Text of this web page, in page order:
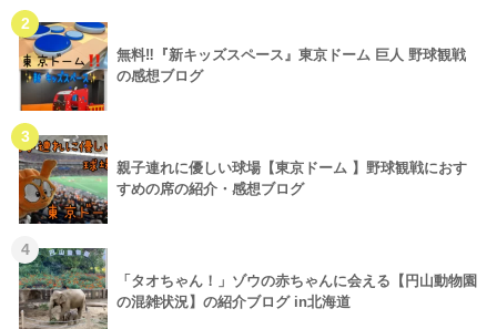
2
無料‼『新キッズスペース』東京ドーム 巨人 野球観戦
の感想ブログ
3
親子連れに優しい球場【東京ドーム 】野球観戦におす
すめの席の紹介・感想ブログ
4
「タオちゃん！」ゾウの赤ちゃんに会える【円山動物園
の混雑状況】の紹介ブログ in北海道